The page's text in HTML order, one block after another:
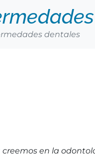
dentales
creemos en la